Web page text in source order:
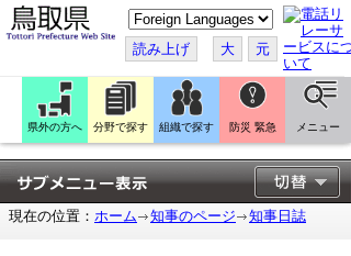
こ
の
ペ
ー
ジ
翻
訳
す
る
読み上げ 大 元
県外の方へ 分野で探す 組織で探す 防災 緊急 メニュー
現在の位置： ホーム 知事のページ 知事日誌